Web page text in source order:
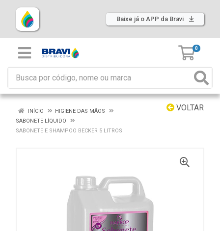
Baixe já o APP da Bravi
0
VOLTAR
INÍCIO
HIGIENE DAS MÃOS
SABONETE LÍQUIDO
SABONETE E SHAMPOO BECKER 5 LITROS